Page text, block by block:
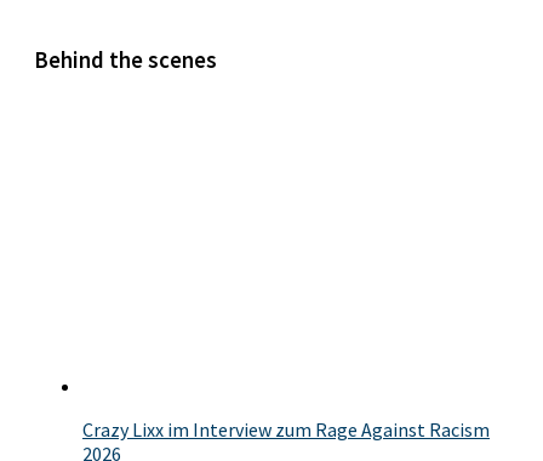
Behind the scenes
Crazy Lixx im Interview zum Rage Against Racism
2026